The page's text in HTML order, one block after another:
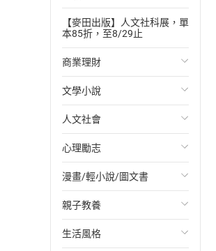
【麥田出版】人文社科展，單
本85折，至8/29止
商業理財
投資理財
經濟/趨勢
財務/金融
管理/領導
職場工作術
成功法
文學小說
歐美文學
日本文學
韓國文學
華文文學
經典文學
人文社會
國際關係
政治
社會科學
台灣/中國歷史
心理勵志
心靈成長/情緒
人際關係
兩性關係
漫畫/輕小說/圖文書
輕小說
奇幻/科幻
親子教養
教育現場
生活風格